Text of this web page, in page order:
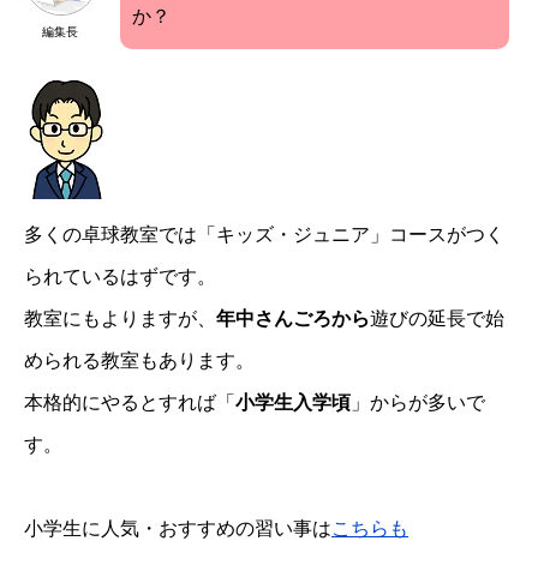
編集長
か？
多くの卓球教室では「キッズ・ジュニア」コースがつく
られているはずです。
教室にもよりますが、 年中さんごろから遊びの延長で始
められる教室もあります。
本格的にやるとすれば「小学生入学頃 」からが多いで
す。
小学生に人気・おすすめの習い事はこちらも